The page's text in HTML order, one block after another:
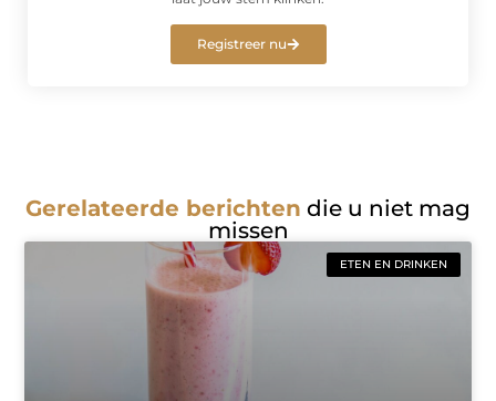
Registreer nu
Gerelateerde berichten die u niet mag
missen
ETEN EN DRINKEN